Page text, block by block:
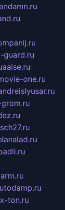
guard.ru
aalse.ru
one.ru
x-ton.ru